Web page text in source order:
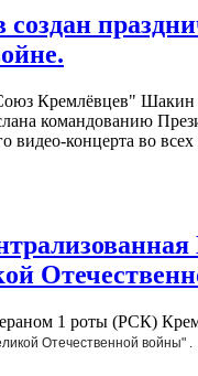
Кремлёвцев" Шакин
командованию
концерта во всех
1 роты (РСК)
Отечественной войны" .